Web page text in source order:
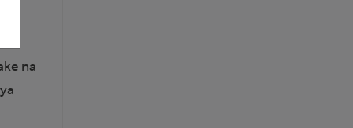
na